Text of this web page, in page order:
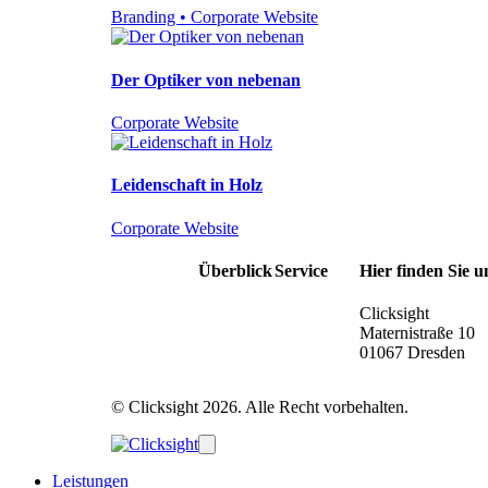
Branding • Corporate Website
Der Optiker von nebenan
Corporate Website
Leidenschaft in Holz
Corporate Website
ÜberblickService Hier finden Sie
Clicksight
Maternistraße 10
01067 Dresden
© Clicksight 2026. Alle Recht vorbehalten.
Leistungen